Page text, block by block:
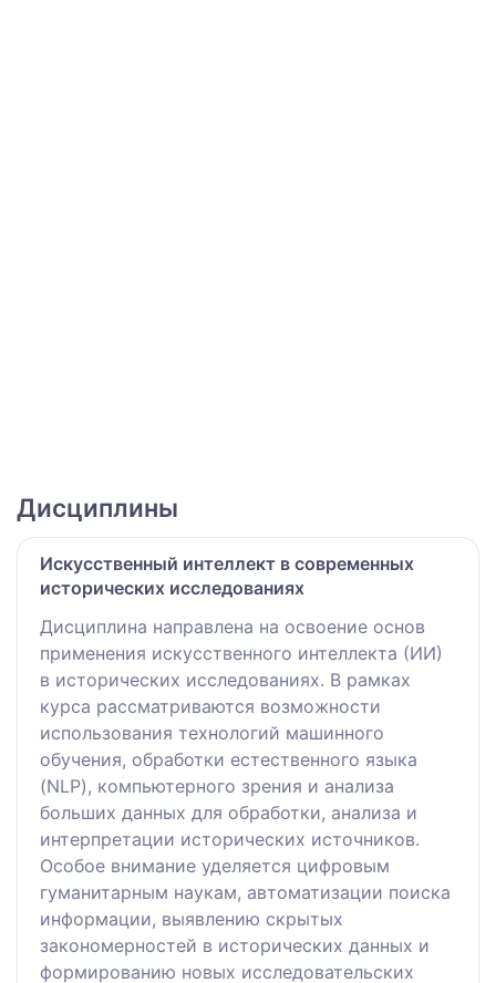
Дисциплины
Искусственный интеллект в современных
исторических исследованиях
Дисциплина направлена на освоение основ
применения искусственного интеллекта (ИИ)
в исторических исследованиях. В рамках
курса рассматриваются возможности
использования технологий машинного
обучения, обработки естественного языка
(NLP), компьютерного зрения и анализа
больших данных для обработки, анализа и
интерпретации исторических источников.
Особое внимание уделяется цифровым
гуманитарным наукам, автоматизации поиска
информации, выявлению скрытых
закономерностей в исторических данных и
формированию новых исследовательских